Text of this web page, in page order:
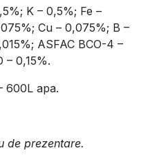
K – 0,5%; Fe –
Cu – 0,075%; B –
ASFAC BCO-4 –
– 0,15%.
600L apa.
de prezentare.